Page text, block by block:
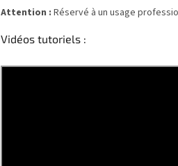
Attention : Réservé à un usage
Vidéos tutoriels :